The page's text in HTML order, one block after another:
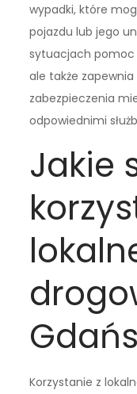
wypadki, które
pojazdu lub jego
sytuacjach pomoc
ale także
zabezpieczenia
odpowiednimi
Jakie
Korzystanie z